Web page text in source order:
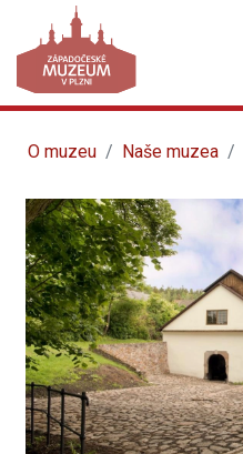
O muzeu Naše muzea